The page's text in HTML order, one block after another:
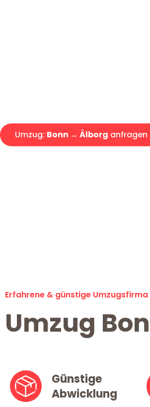
Umzug: Bonn → Ålborg anfragen
Erfahrene & günstige Umzugsfirma
Umzug
Günstige
Abwicklung